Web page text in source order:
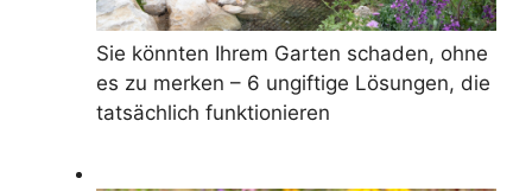
Sie könnten Ihrem Garten schaden, ohne
es zu merken – 6 ungiftige Lösungen, die
tatsächlich funktionieren